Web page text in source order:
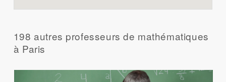
198 autres professeurs de mathématiques
à Paris